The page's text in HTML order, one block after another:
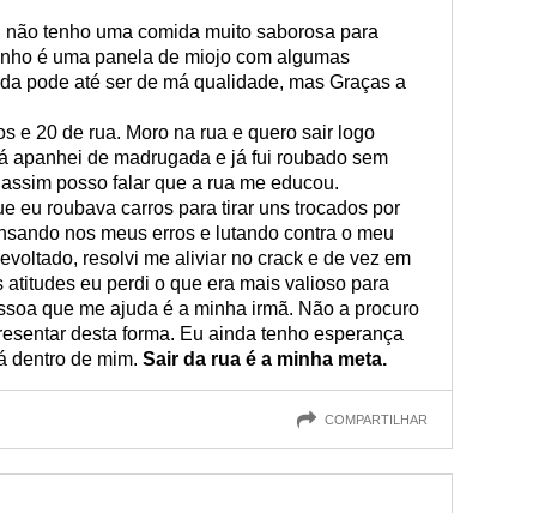
tenho uma comida muito saborosa para
é uma panela de miojo com algumas
pode até ser de má qualidade, mas Graças a
e 20 de rua. Moro na rua e quero sair logo
apanhei de madrugada e já fui roubado sem
posso falar que a rua me educou.
eu roubava carros para tirar uns trocados por
nos meus erros e lutando contra o meu
resolvi me aliviar no crack e de vez em
eu perdi o que era mais valioso para
que me ajuda é a minha irmã. Não a procuro
desta forma. Eu ainda tenho esperança
dentro de mim. Sair da rua é a minha meta.
COMPARTILHAR